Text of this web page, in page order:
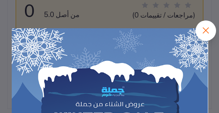
0 من أصل 5.0 (0 مراجعات / تقييمات)
قيم هذا المنتج
لم تكن هناك تقييمات لهذا المنتج حتى الآن.